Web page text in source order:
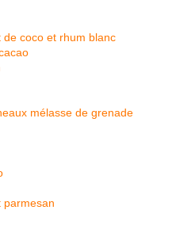
de coco et rhum blanc
mélasse de grenade
parmesan